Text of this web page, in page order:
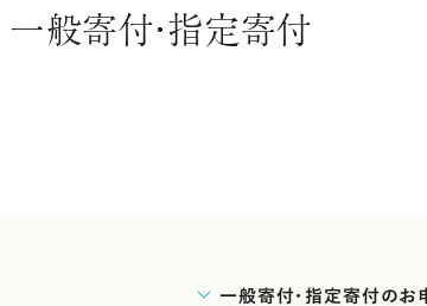
一般寄付・指定寄付
一般寄付・指定寄付のお